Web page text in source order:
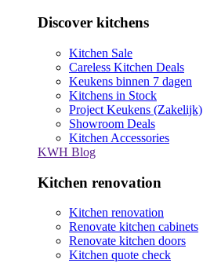
Discover kitchens
Kitchen Sale
Careless Kitchen Deals
Keukens binnen 7 dagen
Kitchens in Stock
Project Keukens (Zakelijk)
Showroom Deals
Kitchen Accessories
KWH Blog
Kitchen renovation
Kitchen renovation
Renovate kitchen cabinets
Renovate kitchen doors
Kitchen quote check